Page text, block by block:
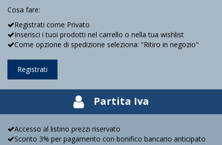
Cosa fare:
Registrati come Privato
Inserisci i tuoi prodotti nel carrello o nella tua wishlist
Come opzione di spedizione seleziona: "Ritiro in negozio"
Registrati
Partita Iva
Accesso al listino prezzi riservato
Sconto 3% per pagamento con bonifico bancario anticipato